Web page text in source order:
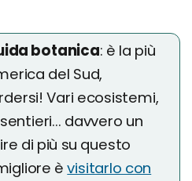
botanica: è la più
del Sud,
Vari ecosistemi,
davvero un
di più su questo
èvisitarlo con